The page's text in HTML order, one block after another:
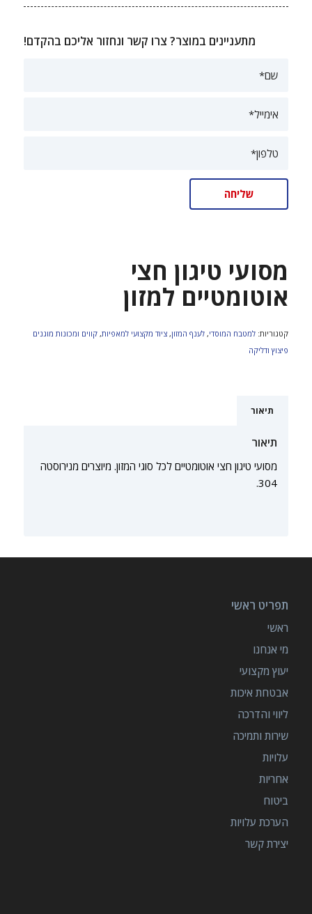
מתעניינים במוצר? צרו קשר ונחזור אליכם בהקדם!
מסועי טיגון חצי
אוטומטיים למזון
קטגוריות: למטבח המוסדי, לענף המזון, ציוד מקצועי למאפיות, קווים ומכונות מוגנים
פיצוץ ודליקה
תיאור
תיאור
מסועי טיגון חצי אוטומטיים לכל סוגי המזון. מיוצרים מנירוסטה
304.
תפריט ראשי
ראשי
מי אנחנו
יעוץ מקצועי
אבטחת איכות
ליווי והדרכה
שירות ותמיכה
עלויות
אחריות
ביטוח
הערכת עלויות
יצירת קשר